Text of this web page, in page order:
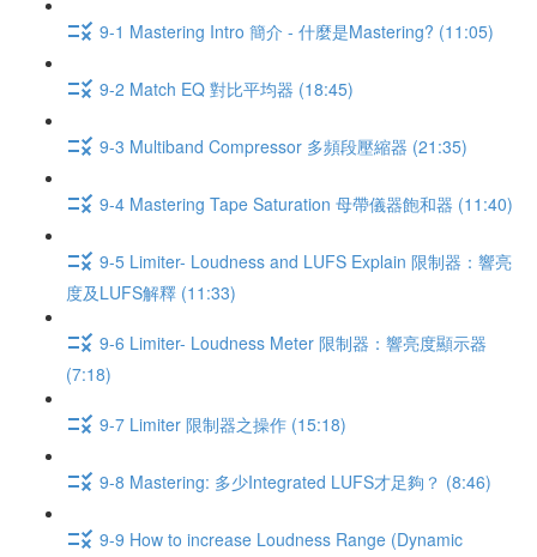
9-1 Mastering Intro 簡介 - 什麼是Mastering? (11:05)
9-2 Match EQ 對比平均器 (18:45)
9-3 Multiband Compressor 多頻段壓縮器 (21:35)
9-4 Mastering Tape Saturation 母帶儀器飽和器 (11:40)
9-5 Limiter- Loudness and LUFS Explain 限制器：響亮
度及LUFS解釋 (11:33)
9-6 Limiter- Loudness Meter 限制器：響亮度顯示器
(7:18)
9-7 Limiter 限制器之操作 (15:18)
9-8 Mastering: 多少Integrated LUFS才足夠？ (8:46)
9-9 How to increase Loudness Range (Dynamic